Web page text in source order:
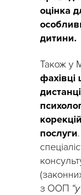
оцінка
дитини.
Також у
фахівці
послуги
з ООП